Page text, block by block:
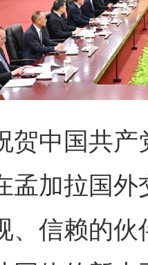
中国共产
孟加拉国
、信赖的